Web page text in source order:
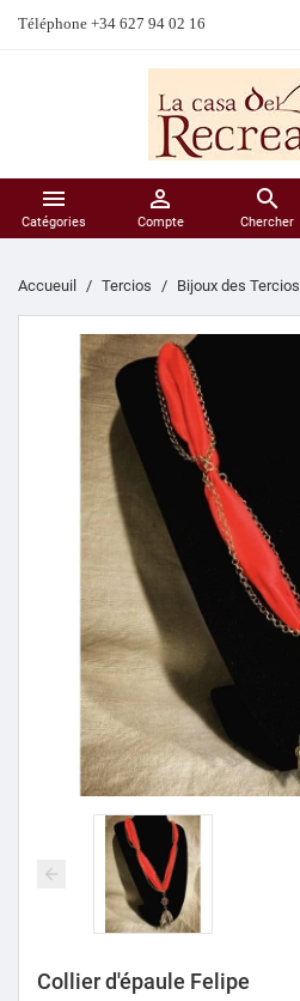
Téléphone +34 627 94 02 16

Catégories

Compte

Chercher
Accueuil Tercios Bijoux des Tercios
Collier d'épaule Felipe